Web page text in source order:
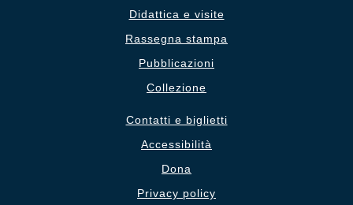
Didattica e visite
Rassegna stampa
Pubblicazioni
Collezione
Contatti e biglietti
Accessibilità
Dona
Privacy policy